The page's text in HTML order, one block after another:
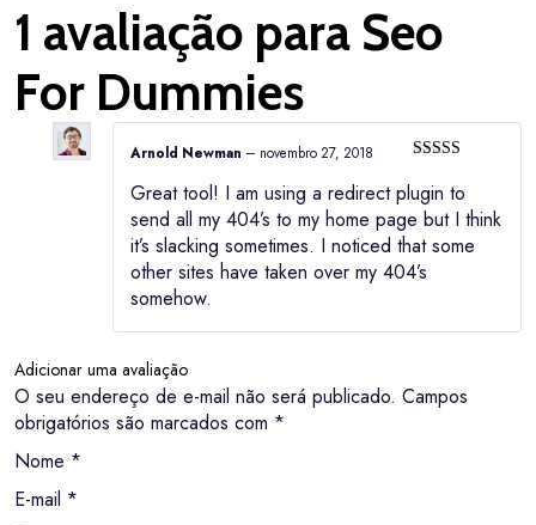
1 avaliação para Seo
For Dummies
de 5
Arnold Newman – novembro 27, 2018
Great tool! I am using a redirect plugin to
send all my 404’s to my home page but I think
it’s slacking sometimes. I noticed that some
other sites have taken over my 404’s
somehow.
Adicionar uma avaliação
O seu endereço de e-mail não será publicado. Campos
obrigatórios são marcados com *
Nome *
E-mail *